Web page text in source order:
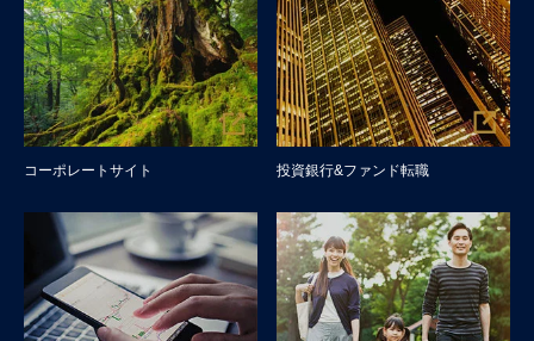
コーポレートサイト 投資銀行&ファンド転職